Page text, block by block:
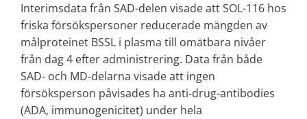
Interimsdata från SAD-delen visade att SOL-116 hos
friska försökspersoner reducerade mängden av
målproteinet BSSL i plasma till omätbara nivåer
från dag 4 efter administrering. Data från både
SAD- och MD-delarna visade att ingen
försöksperson påvisades ha anti-drug-antibodies
(ADA, immunogenicitet) under hela